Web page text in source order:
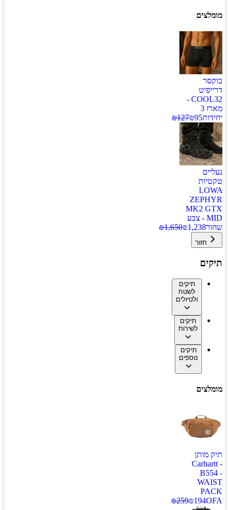
מומלצים
בוקסר
דרייפיט
COOL32 -
מארז 3
יחידות
₪95
₪127
נעליים
טקטיות
LOWA
ZEPHYR
MK2 GTX
MID - צבע
שחור
₪1,238
₪1,650
חזור
תיקים
תיקים
לשטח
ולטיולים
תיקים
לשירות
תיקים
נוספים
מומלצים
תיק מותן
Carhartt -
B554 -
WAIST
PACK
OFA
₪194
₪259